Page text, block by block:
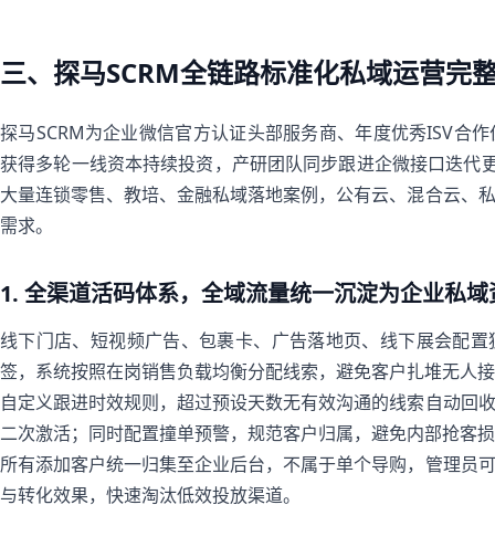
三、探马SCRM全链路标准化私域运营完
探马SCRM为企业微信官方认证头部服务商、年度优秀ISV合
获得多轮一线资本持续投资，产研团队同步跟进企微接口迭代
大量连锁零售、教培、金融私域落地案例，公有云、混合云、
需求。
1. 全渠道活码体系，全域流量统一沉淀为企业私域
线下门店、短视频广告、包裹卡、广告落地页、线下展会配
签，系统按照在岗销售负载均衡分配线索，避免客户扎堆无人
自定义跟进时效规则，超过预设天数无有效沟通的线索自动回
二次激活；同时配置撞单预警，规范客户归属，避免内部抢客
所有添加客户统一归集至企业后台，不属于单个导购，管理员
与转化效果，快速淘汰低效投放渠道。